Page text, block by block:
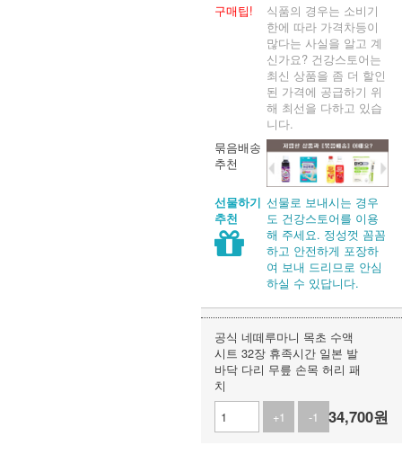
구매팁!
식품의 경우는 소비기
한에 따라 가격차등이
많다는 사실을 알고 계
신가요? 건강스토어는
최신 상품을 좀 더 할인
된 가격에 공급하기 위
해 최선을 다하고 있습
니다.
묶음배송
추천
선물하기
추천
선물로 보내시는 경우
도 건강스토어를 이용
해 주세요. 정성껏 꼼꼼
하고 안전하게 포장하
여 보내 드리므로 안심
하실 수 있답니다.
공식 네떼루마니 목초 수액
시트 32장 휴족시간 일본 발
바닥 다리 무릎 손목 허리 패
치
+1
-1 34,700원